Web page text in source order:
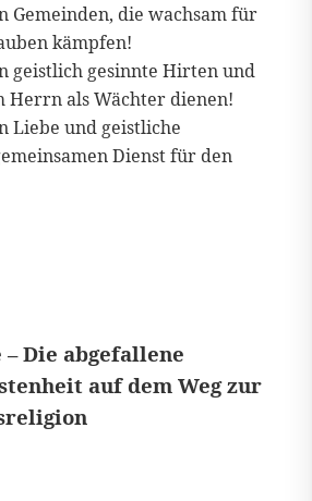
Gemeinden, die wachsam für
kämpfen!
geistlich gesinnte Hirten und
Herrn als Wächter dienen!
Liebe und geistliche
Dienst für den
– Die abgefallene
auf dem Weg zur